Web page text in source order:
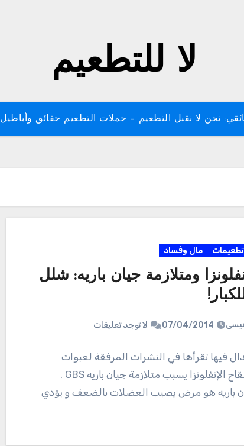
لا للتطعيم
نحن لا نقبل التطعيم – حملات التطعيم حقائق وأباطيل
تطعيمات مال وفساد
ومتلازمة جيان باريه: شلل
07/04/2014 لا توجد تعليقات
فيها تقرأها في النشرات المرفقة لعبوات
اللقاحات : لقاح الإنفلونزا يسبب متلازمة جيان باريه GBS .
باريه هو مرض يصيب العضلات بالضعف و يؤدي